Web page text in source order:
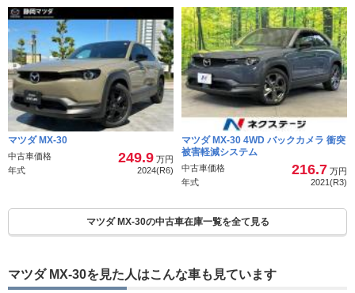
デザインとは違う、欧州人がエキゾチックと思う日本メーカーら
しい車を投入しよう。そんな流れだったのではと妄想します。
良かった点
そう考えると、細目のライトから小さなおちょぼ口グリルが繋が
ってるのは、目鼻立ちがはっきりと大口をあけている最近の車に
比べて、日本人的アジア的フロントマスクに見えてきます。同様
に内装も、黒革&木目&メッキが正解とされている中、茶系や明る
いグレーにコルクとこれまた異国感際立つ仕上がり。極めつけは
使いやすいかどうかはまったく別ながら、観音開きドアの採用。
か。
ルの例の顔の赤い車には飽きが来始めている人もいるでしょう。
前記したように同じクラスにSUVが重なっているのでキチンと売
マツダ MX-30
中古車価格 249.9 万円
年式
2024(R6)
マツダ MX-30 4WD バックカメラ 衝突
被害軽減システム
中古車価格 216.7 万円
年式
2021(R3)
マツダ MX-30の中古車在庫一覧を全て見る
マツダ MX-30を見た人はこんな車も見ています